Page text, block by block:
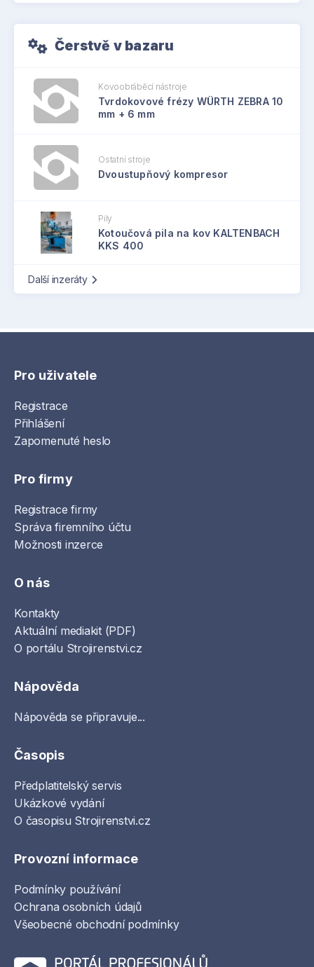
Čerstvě v bazaru
Kovoobráběcí nástroje
Tvrdokovové frézy WÜRTH ZEBRA 10
mm + 6 mm
Ostatní stroje
Dvoustupňový kompresor
Pily
Kotoučová pila na kov KALTENBACH
KKS 400
Další inzeráty
Pro uživatele
Registrace
Přihlášení
Zapomenuté heslo
Pro firmy
Registrace firmy
Správa firemního účtu
Možnosti inzerce
O nás
Kontakty
Aktuální mediakit (PDF)
O portálu Strojirenstvi.cz
Nápověda
Nápověda se připravuje...
Časopis
Předplatitelský servis
Ukázkové vydání
O časopisu Strojirenstvi.cz
Provozní informace
Podmínky používání
Ochrana osobních údajů
Všeobecné obchodní podmínky